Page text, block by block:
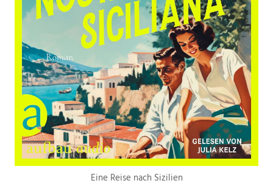
Eine Reise nach Sizilien